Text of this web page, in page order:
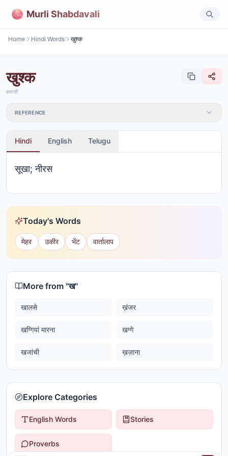
Murli Shabdavali
Home Hindi Words खुश्क
खुश्क
फ़ारसी
REFERENCE
Hindi English Telugu
सूखा; नीरस
Today's Words
मेहर उकीर भेंट वार्तालाप
More from "ख"
खालसे ख़ंजर
खग्गियां मारना खग्गे
खजांची ख़ज़ाना
Explore Categories
English Words Stories
Proverbs